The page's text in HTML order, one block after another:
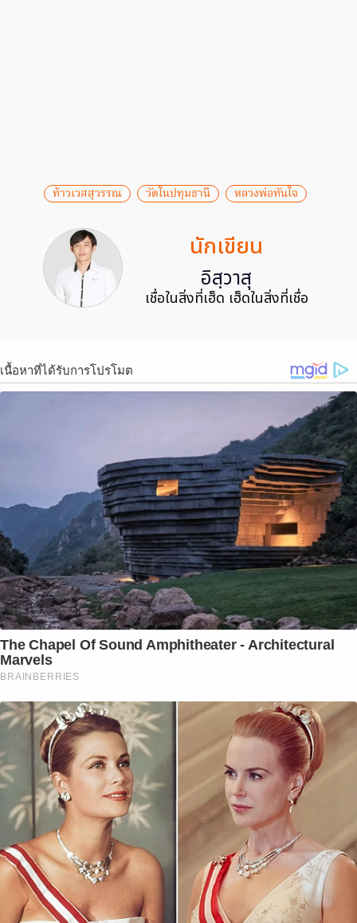
ท้าวเวสสุวรรณ วัดในปทุมธานี หลวงพ่อทันใจ
นักเขียน
อิสฺวาสุ
เชื่อในสิ่งที่เฮ็ด เฮ็ดในสิ่งที่เชื่อ
เนื้อหาที่ได้รับการโปรโมต
The Chapel Of Sound Amphitheater - Architectural
Marvels
BRAINBERRIES